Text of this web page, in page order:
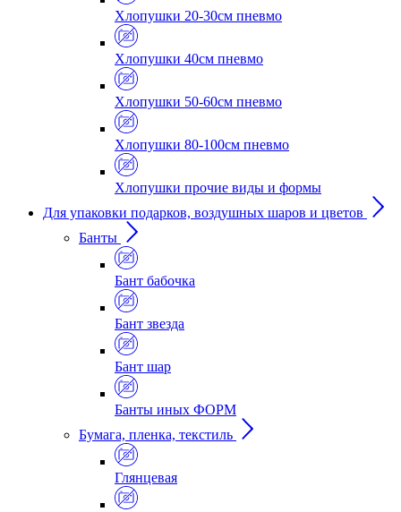
Хлопушки 20-30см пневмо
Хлопушки 40см пневмо
Хлопушки 50-60см пневмо
Хлопушки 80-100см пневмо
Хлопушки прочие виды и формы
Для упаковки подарков, воздушных шаров и цветов
Банты
Бант бабочка
Бант звезда
Бант шар
Банты иных ФОРМ
Бумага, пленка, текстиль
Глянцевая